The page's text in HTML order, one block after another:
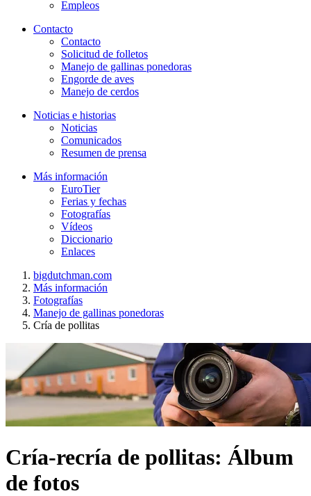
Empleos
Contacto
Contacto
Solicitud de folletos
Manejo de gallinas ponedoras
Engorde de aves
Manejo de cerdos
Noticias e historias
Noticias
Comunicados
Resumen de prensa
Más información
EuroTier
Ferias y fechas
Fotografías
Vídeos
Diccionario
Enlaces
bigdutchman.com
Más información
Fotografías
Manejo de gallinas ponedoras
Cría de pollitas
Cría-recría de pollitas: Álbum
de fotos